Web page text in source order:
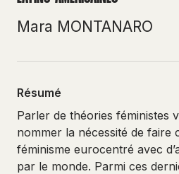
Mara MONTANARO
Résumé
Parler de théories féministes
nommer la nécessité de faire
féminisme eurocentré avec
par le monde. Parmi ces